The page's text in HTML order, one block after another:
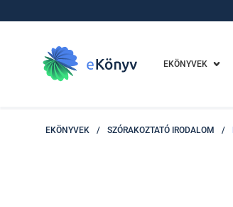
EKÖNYVEK
EKÖNYVEK / SZÓRAKOZTATÓ IRODALOM /